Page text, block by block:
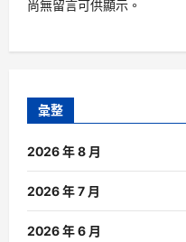
尚無留言可供顯示。
彙整
2026 年 8 月
2026 年 7 月
2026 年 6 月